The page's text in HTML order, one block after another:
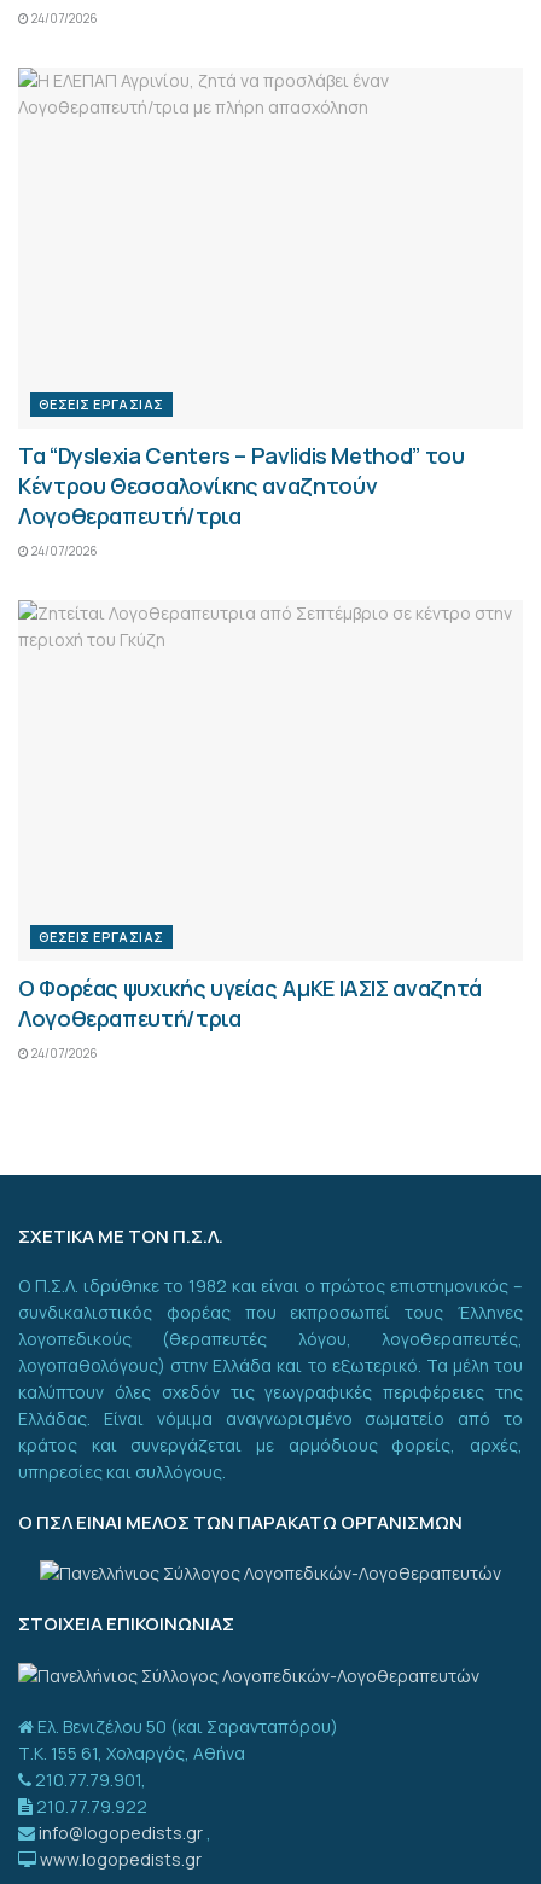
24/07/2026
ΘΈΣΕΙΣ ΕΡΓΑΣΊΑΣ
Τα “Dyslexia Centers – Pavlidis Method” του
Κέντρου Θεσσαλονίκης αναζητούν
Λογοθεραπευτή/τρια
24/07/2026
ΘΈΣΕΙΣ ΕΡΓΑΣΊΑΣ
Ο Φορέας ψυχικής υγείας ΑμΚΕ ΙΑΣΙΣ αναζητά
Λογοθεραπευτή/τρια
24/07/2026
ΣΧΕΤΙΚΑ ΜΕ ΤΟΝ Π.Σ.Λ.
Ο Π.Σ.Λ. ιδρύθηκε το 1982 και είναι ο πρώτος επιστημονικός –
συνδικαλιστικός φορέας που εκπροσωπεί τους Έλληνες
λογοπεδικούς (θεραπευτές λόγου, λογοθεραπευτές,
λογοπαθολόγους) στην Ελλάδα και το εξωτερικό. Τα μέλη του
καλύπτουν όλες σχεδόν τις γεωγραφικές περιφέρειες της
Ελλάδας. Είναι νόμιμα αναγνωρισμένο σωματείο από το
κράτος και συνεργάζεται με αρμόδιους φορείς, αρχές,
υπηρεσίες και συλλόγους.
Ο ΠΣΛ ΕΙΝΑΙ ΜΕΛΟΣ ΤΩΝ ΠΑΡΑΚΑΤΩ ΟΡΓΑΝΙΣΜΩΝ
ΣΤΟΙΧΕΙΑ ΕΠΙΚΟΙΝΩΝΙΑΣ
Ελ. Βενιζέλου 50 (και Σαρανταπόρου)
Τ.Κ. 155 61, Χολαργός, Αθήνα
210.77.79.901,
210.77.79.922
info@logopedists.gr
www.logopedists.gr